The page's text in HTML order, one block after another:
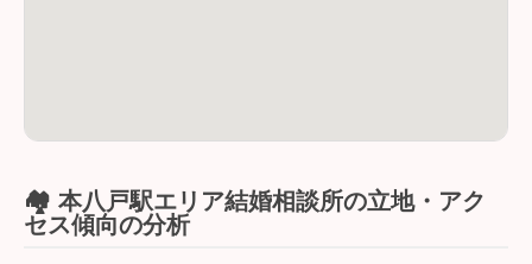
🏘️ 本八戸駅エリア結婚相談所の立地・アク
セス傾向の分析